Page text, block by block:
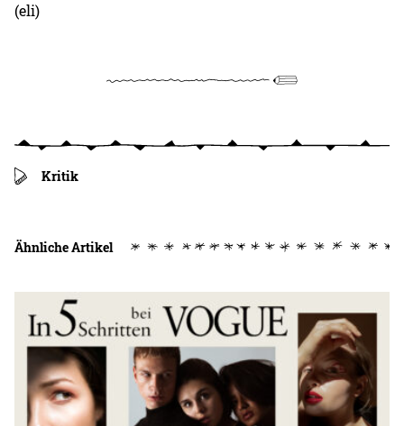
(eli)
Kritik
Ähnliche Artikel